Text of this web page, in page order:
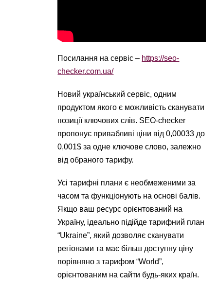
Посилання на сервіс – https://seo-
checker.com.ua/
Новий український сервіс, одним
продуктом якого є можливість сканувати
позиції ключових слів. SEO-checker
пропонує привабливі ціни від 0,00033 до
0,001$ за одне ключове слово, залежно
від обраного тарифу.
Усі тарифні плани є необмеженими за
часом та функціонують на основі балів.
Якщо ваш ресурс орієнтований на
Україну, ідеально підійде тарифний план
“Ukraine”, який дозволяє сканувати
регіонами та має більш доступну ціну
порівняно з тарифом “World”,
орієнтованим на сайти будь-яких країн.